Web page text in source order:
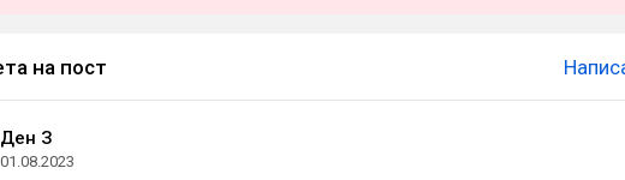
на пост
Ден З
01.08.2023